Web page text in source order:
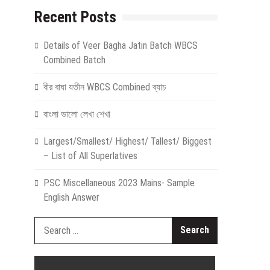
Recent Posts
Details of Veer Bagha Jatin Batch WBCS
Combined Batch
বীর বাঘা যতীন WBCS Combined ব্যাচ
বাংলা ভালো লেখা শেখা
Largest/Smallest/ Highest/ Tallest/ Biggest
– List of All Superlatives
PSC Miscellaneous 2023 Mains- Sample
English Answer